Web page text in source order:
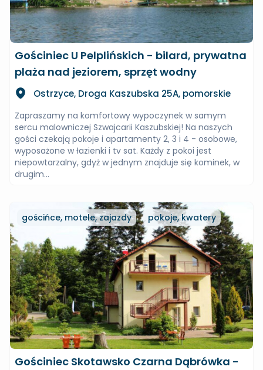
Gościniec U Pelplińskich - bilard, prywatna
plaża nad jeziorem, sprzęt wodny
Ostrzyce, Droga Kaszubska 25A, pomorskie
Zapraszamy na komfortowy wypoczynek w samym
sercu malowniczej Szwajcarii Kaszubskiej! Na naszych
gości czekają pokoje i apartamenty 2, 3 i 4 - osobowe,
wyposażone w łazienki i tv sat. Każdy z pokoi jest
niepowtarzalny, gdyż w jednym znajduje się kominek, w
drugim...
gościńce, motele, zajazdy pokoje, kwatery
Gościniec Skotawsko Czarna Dąbrówka -